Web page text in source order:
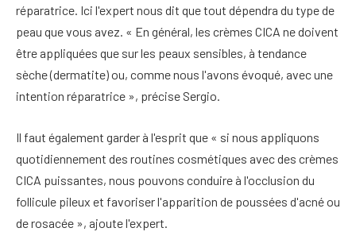
réparatrice. Ici l'expert nous dit que tout dépendra du type de
peau que vous avez. « En général, les crèmes CICA ne doivent
être appliquées que sur les peaux sensibles, à tendance
sèche (dermatite) ou, comme nous l'avons évoqué, avec une
intention réparatrice », précise Sergio.
Il faut également garder à l'esprit que « si nous appliquons
quotidiennement des routines cosmétiques avec des crèmes
CICA puissantes, nous pouvons conduire à l'occlusion du
follicule pileux et favoriser l'apparition de poussées d'acné ou
de rosacée », ajoute l'expert.